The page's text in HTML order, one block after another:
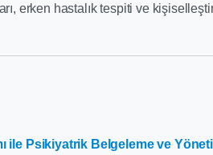
erken hastalık tespiti ve
ile Psikiyatrik Belgeleme ve